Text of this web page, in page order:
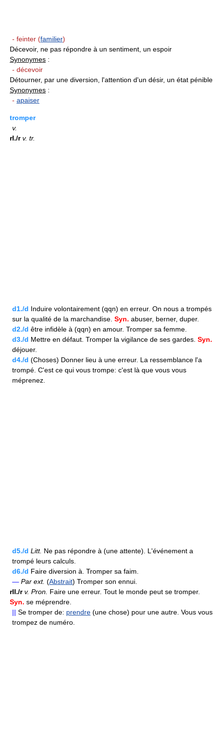
- feinter (familier)
Décevoir, ne pas répondre à un sentiment, un espoir
Synonymes :
- décevoir
Détourner, par une diversion, l'attention d'un désir, un état pénible
Synonymes :
- apaiser
tromper
v.
rI./r v. tr.
d1./d Induire volontairement (qqn) en erreur. On nous a trompés
sur la qualité de la marchandise. Syn. abuser, berner, duper.
d2./d être infidèle à (qqn) en amour. Tromper sa femme.
d3./d Mettre en défaut. Tromper la vigilance de ses gardes. Syn.
déjouer.
d4./d (Choses) Donner lieu à une erreur. La ressemblance l'a
trompé. C'est ce qui vous trompe: c'est là que vous vous
méprenez.
d5./d Litt. Ne pas répondre à (une attente). L'événement a
trompé leurs calculs.
d6./d Faire diversion à. Tromper sa faim.
— Par ext. (Abstrait) Tromper son ennui.
rII./r v. Pron. Faire une erreur. Tout le monde peut se tromper.
Syn. se méprendre.
|| Se tromper de: prendre (une chose) pour une autre. Vous vous
trompez de numéro.